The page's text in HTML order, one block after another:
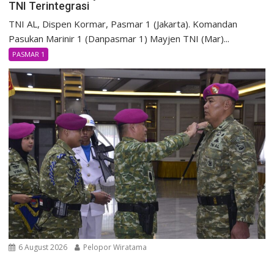
TNI Terintegrasi
TNI AL, Dispen Kormar, Pasmar 1 (Jakarta). Komandan
Pasukan Marinir 1 (Danpasmar 1) Mayjen TNI (Mar)...
PASMAR 1
6 August 2026 Pelopor Wiratama